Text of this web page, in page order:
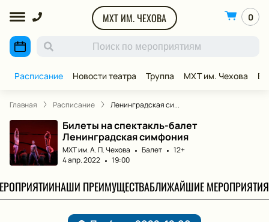
МХТ ИМ. ЧЕХОВА 0
Расписание Новости театра Труппа МХТ им. Чехова
Главная Расписание Ленинградская си...
Билеты на спектакль-балет
Ленинградская симфония
МХТ им. А. П. Чехова Балет
12+
4 апр. 2022
19:00
НАШИ ПРЕИМУЩЕСТВАБЛИЖАЙШИЕ МЕРОПРИЯТИЯ